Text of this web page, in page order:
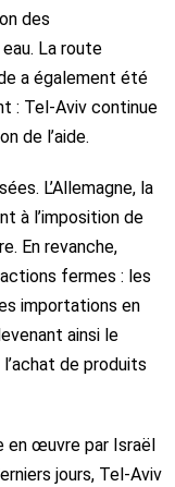
des
La route
a également été
: Tel-Aviv continue
de l’aide.
L’Allemagne, la
à l’imposition de
En revanche,
actions fermes : les
importations en
ainsi le
de produits
en œuvre par Israël
jours, Tel-Aviv